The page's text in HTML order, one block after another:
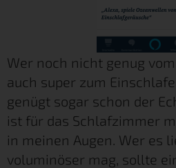
Wer noch nicht genug
auch super zum
genügt sogar schon der
ist für das Schlafzimmer
in meinen Augen. Wer es
voluminöser mag, sollte